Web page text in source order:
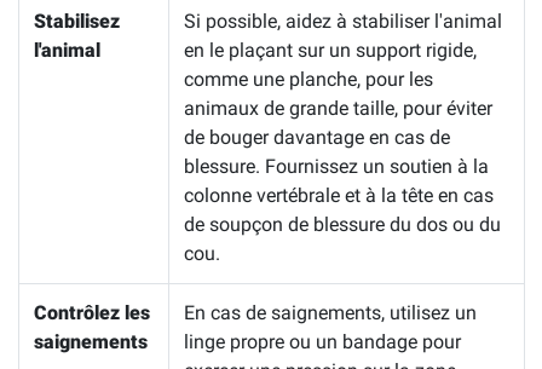
Stabilisez
l'animal
Si possible, aidez à stabiliser l'animal
en le plaçant sur un support rigide,
comme une planche, pour les
animaux de grande taille, pour éviter
de bouger davantage en cas de
blessure. Fournissez un soutien à la
colonne vertébrale et à la tête en cas
de soupçon de blessure du dos ou du
cou.
Contrôlez les
saignements
En cas de saignements, utilisez un
linge propre ou un bandage pour